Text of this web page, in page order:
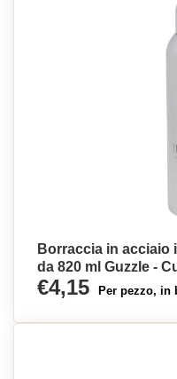
Borraccia in acciaio
da 820 ml Guzzle -
€4,15 Per pezzo, in